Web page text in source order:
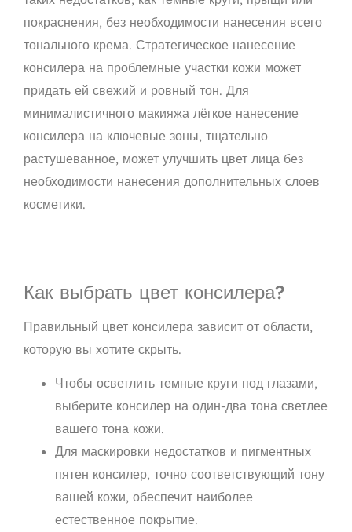
покраснения, без необходимости нанесения всего
тонального крема. Стратегическое нанесение
консилера на проблемные участки кожи может
придать ей свежий и ровный тон. Для
минималистичного макияжа лёгкое нанесение
консилера на ключевые зоны, тщательно
растушеванное, может улучшить цвет лица без
необходимости нанесения дополнительных слоев
косметики.
Как выбрать цвет консилера?
Правильный цвет консилера зависит от области,
которую вы хотите скрыть.
Чтобы осветлить темные круги под глазами,
выберите консилер на один-два тона светлее
вашего тона кожи.
Для маскировки недостатков и пигментных
пятен консилер, точно соответствующий тону
вашей кожи, обеспечит наиболее
естественное покрытие.